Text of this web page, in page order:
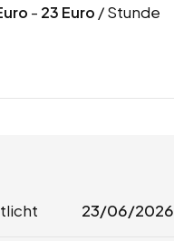
- 23 Euro / Stunde
23/06/2026